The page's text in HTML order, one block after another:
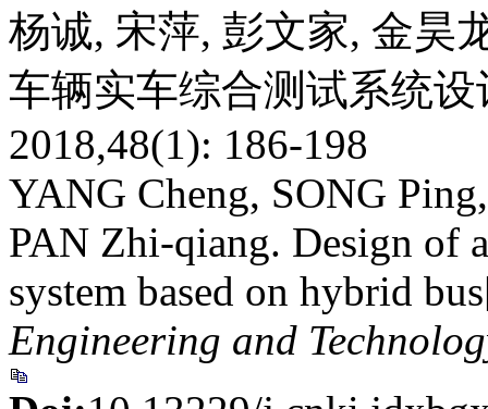
杨诚, 宋萍, 彭文家, 金昊
车辆实车综合测试系统
2018,48(1): 186-198
YANG Cheng, SONG
PAN Zhi-qiang. Design of
system based on hybrid
Engineering and